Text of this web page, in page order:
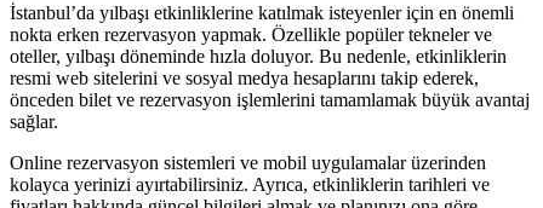
İstanbul’da yılbaşı etkinliklerine katılmak isteyenler için en önemli
nokta erken rezervasyon yapmak. Özellikle popüler tekneler ve
oteller, yılbaşı döneminde hızla doluyor. Bu nedenle, etkinliklerin
resmi web sitelerini ve sosyal medya hesaplarını takip ederek,
önceden bilet ve rezervasyon işlemlerini tamamlamak büyük avantaj
sağlar.
Online rezervasyon sistemleri ve mobil uygulamalar üzerinden
kolayca yerinizi ayırtabilirsiniz. Ayrıca, etkinliklerin tarihleri ve